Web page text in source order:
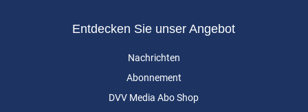
Entdecken Sie unser Angebot
Nachrichten
Abonnement
DVV Media Abo Shop